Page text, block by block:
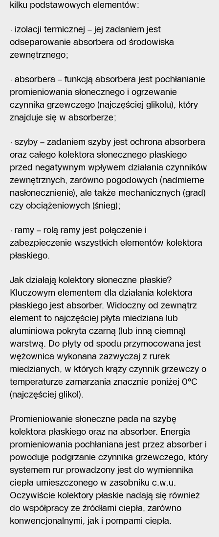
kilku podstawowych elementów:
· izolacji termicznej – jej zadaniem jest
odseparowanie absorbera od środowiska
zewnętrznego;
· absorbera – funkcją absorbera jest pochłanianie
promieniowania słonecznego i ogrzewanie
czynnika grzewczego (najczęściej glikolu), który
znajduje się w absorberze;
· szyby – zadaniem szyby jest ochrona absorbera
oraz całego kolektora słonecznego płaskiego
przed negatywnym wpływem działania czynników
zewnętrznych, zarówno pogodowych (nadmierne
nasłonecznienie), ale także mechanicznych (grad)
czy obciążeniowych (śnieg);
· ramy – rolą ramy jest połączenie i
zabezpieczenie wszystkich elementów kolektora
płaskiego.
Jak działają kolektory słoneczne płaskie?
Kluczowym elementem dla działania kolektora
płaskiego jest absorber. Widoczny od zewnątrz
element to najczęściej płyta miedziana lub
aluminiowa pokryta czarną (lub inną ciemną)
warstwą. Do płyty od spodu przymocowana jest
wężownica wykonana zazwyczaj z rurek
miedzianych, w których krąży czynnik grzewczy o
temperaturze zamarzania znacznie poniżej 0°C
(najczęściej glikol).
Promieniowanie słoneczne pada na szybę
kolektora płaskiego oraz na absorber. Energia
promieniowania pochłaniana jest przez absorber i
powoduje podgrzanie czynnika grzewczego, który
systemem rur prowadzony jest do wymiennika
ciepła umieszczonego w zasobniku c.w.u.
Oczywiście kolektory płaskie nadają się również
do współpracy ze źródłami ciepła, zarówno
konwencjonalnymi, jak i pompami ciepła.